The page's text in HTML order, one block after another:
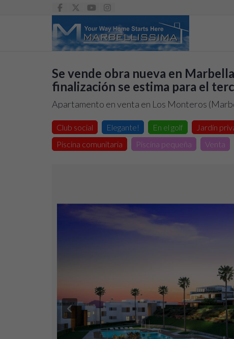
Se vende obra nueva en
finalización se estima para el
Apartamento en venta en Los Monteros
Club social Elegante! En el golf Jardín
Piscina comunitaria
Piscina pequeña Venta